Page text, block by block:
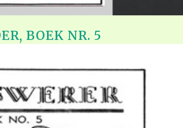
BOEK NR. 5